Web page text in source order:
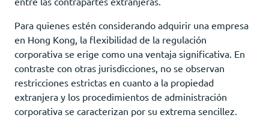
Para quienes estén considerando adquirir una empresa
en Hong Kong, la flexibilidad de la regulación
corporativa se erige como una ventaja significativa. En
contraste con otras jurisdicciones, no se observan
restricciones estrictas en cuanto a la propiedad
extranjera y los procedimientos de administración
corporativa se caracterizan por su extrema sencillez.